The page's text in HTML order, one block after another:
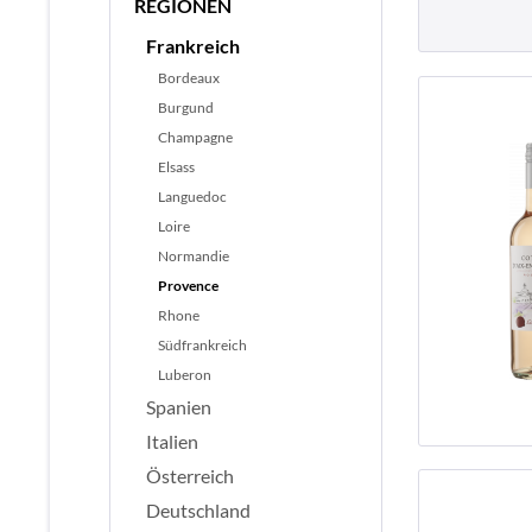
REGIONEN
Frankreich
Bordeaux
Burgund
Champagne
Elsass
Languedoc
Loire
Normandie
Provence
Rhone
Südfrankreich
Luberon
Spanien
Italien
Österreich
Deutschland